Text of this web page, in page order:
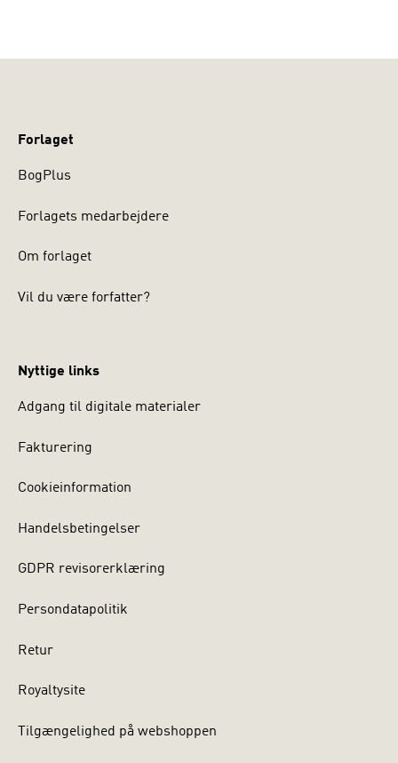
Forlaget
BogPlus
Forlagets medarbejdere
Om forlaget
Vil du være forfatter?
Nyttige links
Adgang til digitale materialer
Fakturering
Cookieinformation
Handelsbetingelser
GDPR revisorerklæring
Persondatapolitik
Retur
Royaltysite
Tilgængelighed på webshoppen